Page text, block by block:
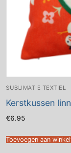
SUBLIMATIE TEXTIEL
Kerstkussen
€6.95
Toevoegen aan